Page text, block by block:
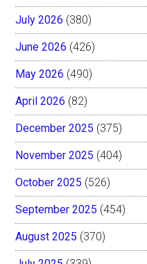
July 2026 (380)
June 2026 (426)
May 2026 (490)
April 2026 (82)
December 2025 (375)
November 2025 (404)
October 2025 (526)
September 2025 (454)
August 2025 (370)